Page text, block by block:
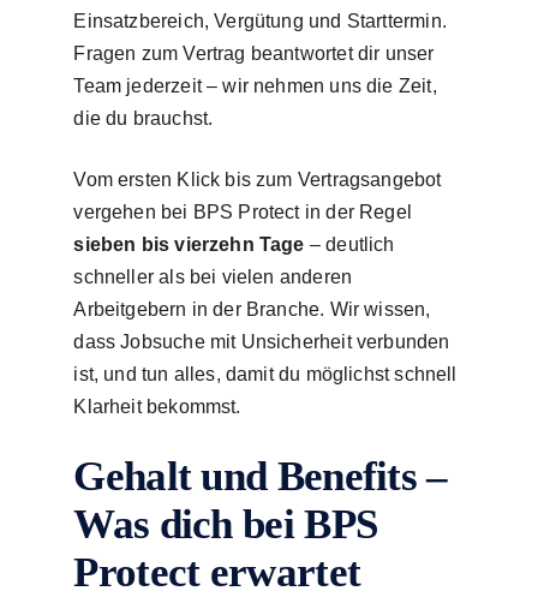
Einsatzbereich, Vergütung und Starttermin.
Fragen zum Vertrag beantwortet dir unser
Team jederzeit – wir nehmen uns die Zeit,
die du brauchst.
Vom ersten Klick bis zum Vertragsangebot
vergehen bei BPS Protect in der Regel
sieben bis vierzehn Tage – deutlich
schneller als bei vielen anderen
Arbeitgebern in der Branche. Wir wissen,
dass Jobsuche mit Unsicherheit verbunden
ist, und tun alles, damit du möglichst schnell
Klarheit bekommst.
Gehalt und Benefits –
Was dich bei BPS
Protect erwartet